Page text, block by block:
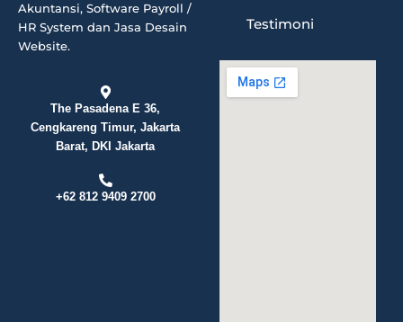
Akuntansi, Software Payroll /
HR System dan Jasa Desain
Website.
The Pasadena E 36,
Cengkareng Timur, Jakarta
Barat, DKI Jakarta
+62 812 9409 2700
Testimoni